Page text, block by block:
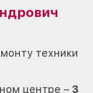
техники
центре – 3